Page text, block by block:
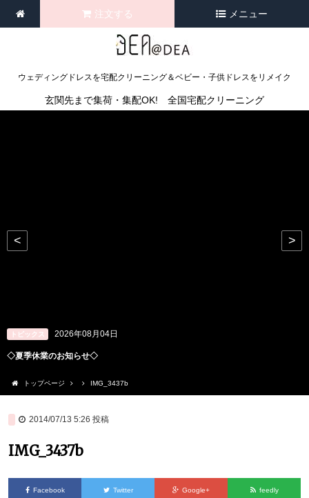
ウェディングドレスを宅配クリーニング＆ベビー・子供ドレスをリメイク
注文する メニュー
玄関先まで集荷・集配OK! 全国宅配クリーニング
トピックス 2026年08月04日
◇夏季休業のお知らせ◇
< >
トップページ IMG_3437b
2014/07/13 5:26 投稿
IMG_3437b
Facebook Twitter Google+ feedly